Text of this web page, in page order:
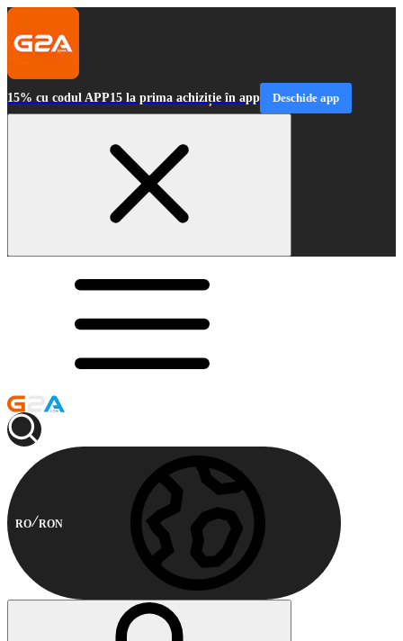
15% cu codul APP15 la prima achiziție în app Deschide app
RO RON